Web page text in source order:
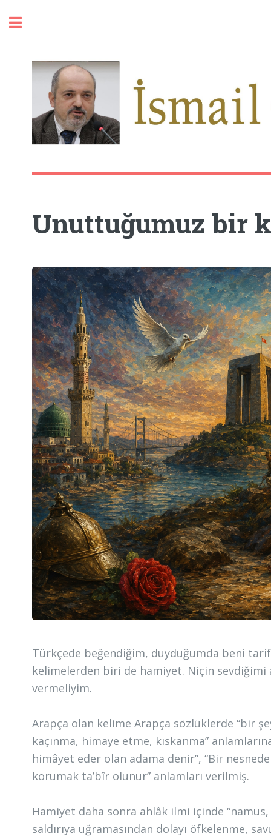
Unuttuğumuz bir
Türkçede beğendiğim, duyduğumda beni
kelimelerden biri de hamiyet. Niçin
vermeliyim.
Arapça olan kelime Arapça sözlüklerde “bir
kaçınma, himaye etme, kıskanma”
himâyet eder olan adama denir”, “Bir
korumak ta’bîr olunur” anlamları verilmiş.
Hamiyet daha sonra ahlâk ilmi içinde
saldırıya uğramasından dolayı öfkelenme,